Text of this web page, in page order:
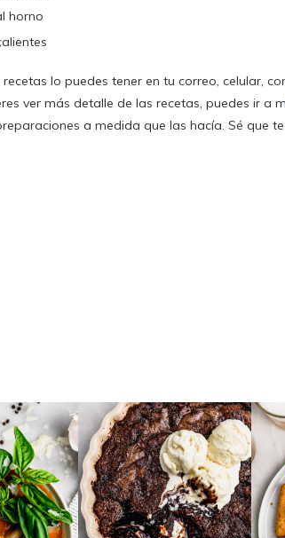
horno
recetas lo puedes tener en tu correo, celular,
ver más detalle de las recetas, puedes ir a
a medida que las hacía. Sé que